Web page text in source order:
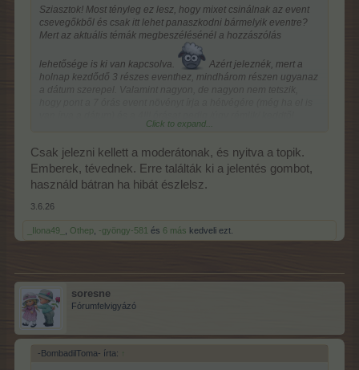
Sziasztok! Most tényleg ez lesz, hogy mixet csinálnak az event
csevegőkből és csak itt lehet panaszkodni bármelyik eventre?
Mert az aktuális témák megbeszélésénél a hozzászólás
lehetősége is ki van kapcsolva.
Azért jeleznék, mert a
holnap kezdődő 3 részes eventhez, mindhárom részen ugyanaz
a dátum szerepel. Valamint nagyon, de nagyon nem tetszik,
csütörtökig. Hmmmmmmm...és aki dolgozik?
Click to expand...
Csak jelezni kellett a moderátonak, és nyitva a topik.
Emberek, tévednek. Erre találták ki a jelentés gombot,
használd bátran ha hibát észlelsz.
3.6.26
_Ilona49_ Othep -gyöngy-581 és 6 más kedveli ezt.
soresne
Fórumfelvigyázó
-BombadilToma- írta: ↑